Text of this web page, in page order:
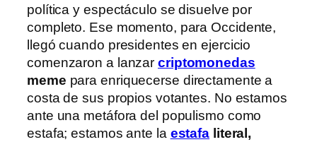
política y espectáculo se disuelve por
completo. Ese momento, para Occidente,
llegó cuando presidentes en ejercicio
comenzaron a lanzar criptomonedas
meme para enriquecerse directamente a
costa de sus propios votantes. No estamos
ante una metáfora del populismo como
estafa; estamos ante la estafa literal,